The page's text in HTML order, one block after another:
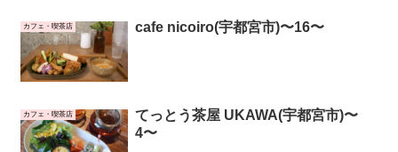
カフェ・喫茶店 cafe nicoiro(宇都宮市)〜16〜
カフェ・喫茶店
てっとう茶屋 UKAWA(宇都宮市)〜
4〜